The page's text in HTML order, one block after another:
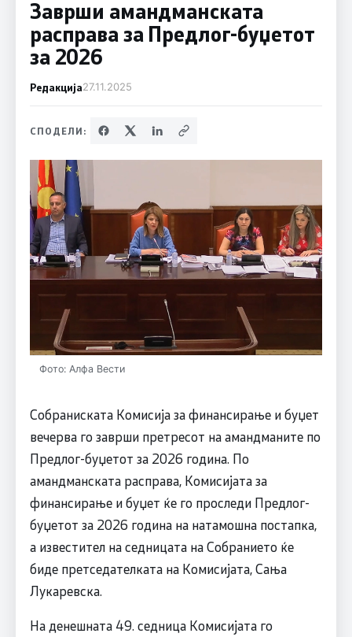
Заврши амандманската
расправа за Предлог-буџетот
за 2026
Редакција27.11.2025
СПОДЕЛИ:
Фото: Алфа Вести
Собраниската Комисија за финансирање и буџет
вечерва го заврши претресот на амандманите по
Предлог-буџетот за 2026 година. По
амандманската расправа, Комисијата за
финансирање и буџет ќе го проследи Предлог-
буџетот за 2026 година на натамошна постапка,
а известител на седницата на Собранието ќе
биде претседателката на Комисијата, Сања
Лукаревска.
На денешната 49. седница Комисијата го